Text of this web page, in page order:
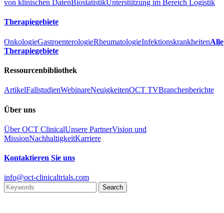
von klinischen DatenBiostatistikUnterstützung im Bereich Logistik
Therapiegebiete
OnkologieGastroenterologieRheumatologieInfektionskrankheitenAlle
Therapiegebiete
Ressourcenbibliothek
ArtikelFallstudienWebinareNeuigkeitenOCT TVBranchenberichte
Über uns
Über OCT ClinicalUnsere PartnerVision und
MissionNachhaltigkeitKarriere
Kontaktieren Sie uns
info@oct-clinicaltrials.com